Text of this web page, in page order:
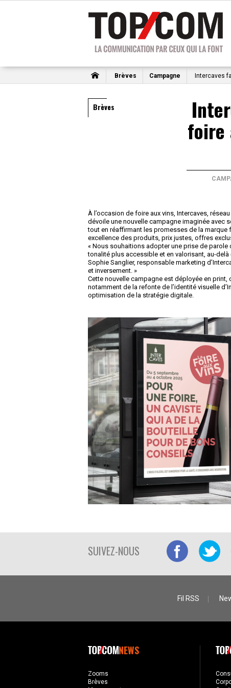
Brèves Campagne Intercaves
Brèves
foire
À l’occasion de foire aux vins, Intercaves,
dévoile une nouvelle campagne imaginée avec
tout en réaffirmant les promesses de la
excellence des produits, prix justes, offres
« Nous souhaitions adopter une prise de
tonalité plus accessible et en valorisant, au-
Sophie Sanglier, responsable marketing
et inversement. »
Cette nouvelle campagne est déployée en
notamment de la refonte de l’identité visuelle
optimisation de la stratégie digitale.
SUIVEZ-NOUS
Fil RSS
NEWS
Zooms
Brèves